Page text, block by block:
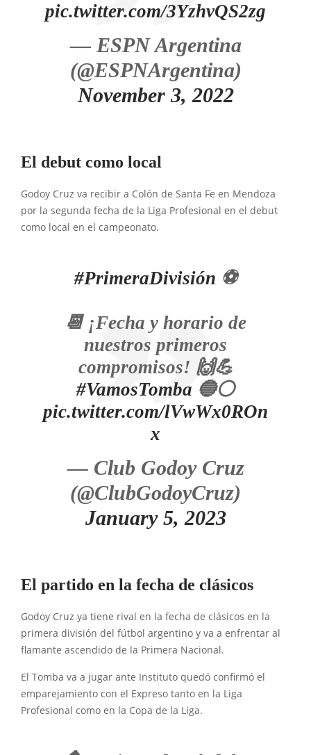
pic.twitter.com/3YzhvQS2zg
— ESPN Argentina
(@ESPNArgentina)
November 3, 2022
El debut como local
Godoy Cruz va recibir a Colón de Santa Fe en Mendoza
por la segunda fecha de la Liga Profesional en el debut
como local en el campeonato.
#PrimeraDivisión ⚽
📆 ¡Fecha y horario de
nuestros primeros
compromisos! 🙌💪
#VamosTomba 🔵⚪
pic.twitter.com/lVwWx0ROn
x
— Club Godoy Cruz
(@ClubGodoyCruz)
January 5, 2023
El partido en la fecha de clásicos
Godoy Cruz ya tiene rival en la fecha de clásicos en la
primera división del fútbol argentino y va a enfrentar al
flamante ascendido de la Primera Nacional.
El Tomba va a jugar ante Instituto quedó confirmó el
emparejamiento con el Expreso tanto en la Liga
Profesional como en la Copa de la Liga.